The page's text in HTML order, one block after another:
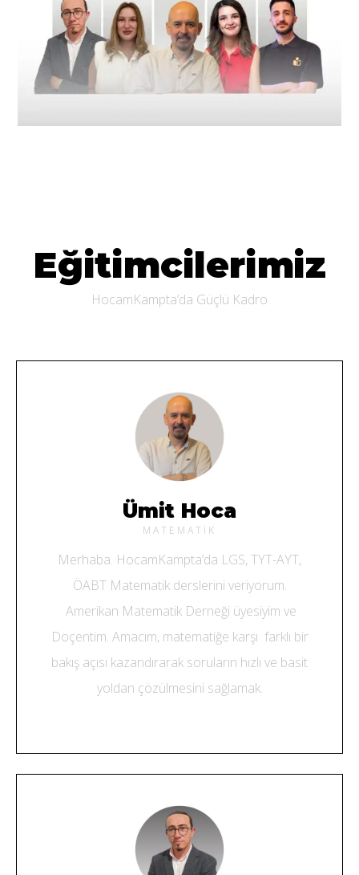
Eğitimcilerimiz
HocamKampta’da Güçlü Kadro
Ümit Hoca
MATEMATIK
Merhaba. HocamKampta’da LGS, TYT-AYT,
ÖABT Matematik derslerini veriyorum.
Amerikan Matematik Derneği üyesiyim ve
Doçentim. Amacım, matematiğe karşı farklı bir
bakış açısı kazandırarak soruların hızlı ve basit
yoldan çözülmesini sağlamak.